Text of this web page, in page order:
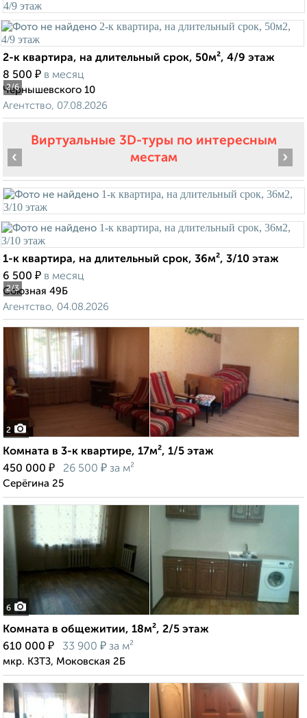
2/6
2-к квартира, на длительный срок, 50м², 4/9 этаж
8 500 ₽ в месяц
Чернышевского 10
Агентство, 07.08.2026
Виртуальные 3D-туры по интересным
местам
2/3
‹ ›
1-к квартира, на длительный срок, 36м², 3/10 этаж
6 500 ₽ в месяц
Союзная 49Б
Агентство, 04.08.2026
2
Комната в 3-к квартире, 17м², 1/5 этаж
450 000 ₽ 26 500 ₽ за м²
Серёгина 25
6
Комната в общежитии, 18м², 2/5 этаж
610 000 ₽ 33 900 ₽ за м²
мкр. КЗТЗ, Моковская 2Б